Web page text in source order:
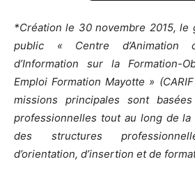
*Création le 30 novembre 2015, le
public « Centre d’Animation
d’Information sur la Formation-
Emploi Formation Mayotte »
missions principales sont
professionnelles tout au long de
des structures
d’orientation, d’insertion et de